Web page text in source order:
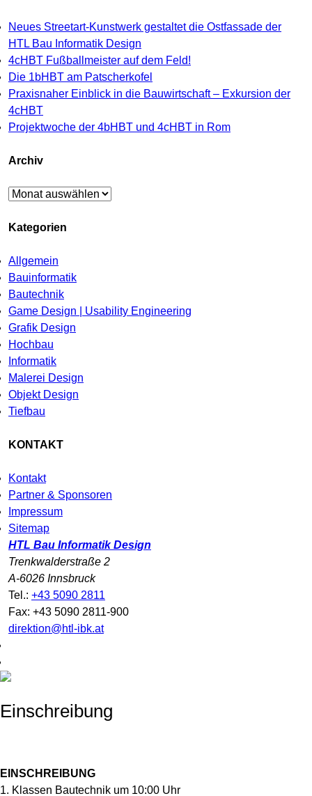
Neues Streetart-Kunstwerk gestaltet die Ostfassade der
HTL Bau Informatik Design
4cHBT Fußballmeister auf dem Feld!
Die 1bHBT am Patscherkofel
Praxisnaher Einblick in die Bauwirtschaft – Exkursion der
4cHBT
Projektwoche der 4bHBT und 4cHBT in Rom
Archiv
Archiv
Kategorien
Allgemein
Bauinformatik
Bautechnik
Game Design | Usability Engineering
Grafik Design
Hochbau
Informatik
Malerei Design
Objekt Design
Tiefbau
KONTAKT
Kontakt
Partner & Sponsoren
Impressum
Sitemap
HTL Bau Informatik Design
Trenkwalderstraße 2
A-6026 Innsbruck
Tel.: +43 5090 2811
Fax: +43 5090 2811-900
direktion@htl-ibk.at
Einschreibung
EINSCHREIBUNG
1. Klassen Bautechnik um 10:00 Uhr